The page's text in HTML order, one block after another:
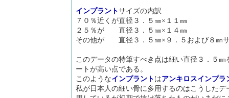
インプラントサイズの内訳
７０％近くが直径３．５㎜×１１㎜
２５％が 直径３．５㎜×１４㎜
その他が 直径３．５㎜×９．５および８㎜
このデータの特筆すべき点は細い直径３．５
ートが高い点である。
このようなインプラント はアンキロスインプラ
私が日本人の細い骨に多用するのはこうした